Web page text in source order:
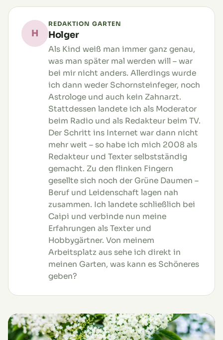
H
REDAKTION GARTEN
Holger
Als Kind weiß man immer ganz genau,
was man später mal werden will – war
bei mir nicht anders. Allerdings wurde
ich dann weder Schornsteinfeger, noch
Astrologe und auch kein Zahnarzt.
Stattdessen landete ich als Moderator
beim Radio und als Redakteur beim TV.
Der Schritt ins Internet war dann nicht
mehr weit – so habe ich mich 2008 als
Redakteur und Texter selbstständig
gemacht. Zu den flinken Fingern
gesellte sich noch der Grüne Daumen –
Beruf und Leidenschaft lagen nah
zusammen. Ich landete schließlich bei
Caipi und verbinde nun meine
Erfahrungen als Texter und
Hobbygärtner. Von meinem
Arbeitsplatz aus sehe ich direkt in
meinen Garten, was kann es Schöneres
geben?